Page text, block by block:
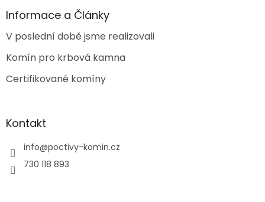
aInformace a Články
V poslední době jsme realizovali
Komín pro krbová kamna
Certifikované komíny
Kontakt
info@poctivy-komin.cz
730 118 893